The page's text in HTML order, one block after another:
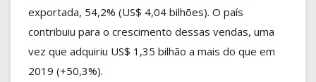
exportada, 54,2% (US$ 4,04 bilhões). O país
contribuiu para o crescimento dessas vendas, uma
vez que adquiriu US$ 1,35 bilhão a mais do que em
2019 (+50,3%).